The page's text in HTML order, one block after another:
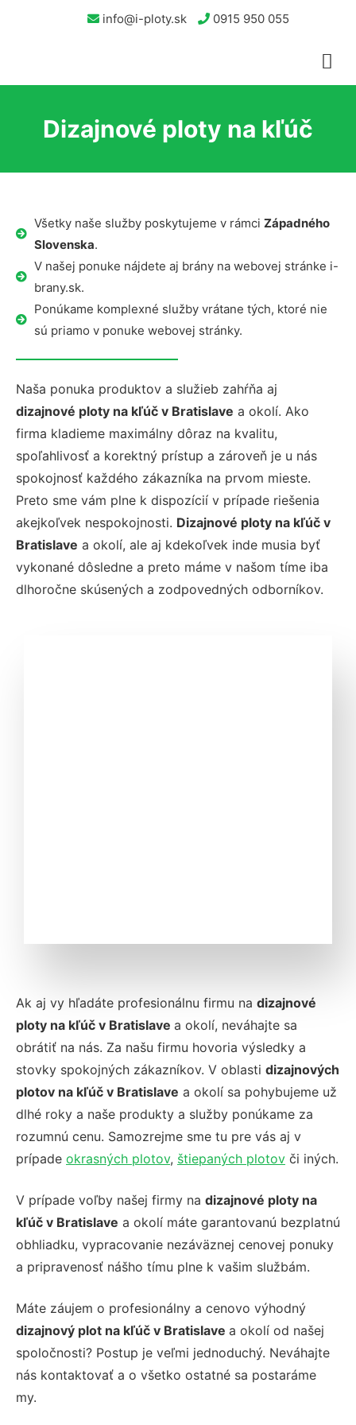
info@i-ploty.sk 0915 950 055
Dizajnové ploty na kľúč
Všetky naše služby poskytujeme v rámci Západného
Slovenska.
V našej ponuke nájdete aj brány na webovej stránke i-
brany.sk.
Ponúkame komplexné služby vrátane tých, ktoré nie
sú priamo v ponuke webovej stránky.
Naša ponuka produktov a služieb zahŕňa aj
dizajnové ploty na kľúč v Bratislave a okolí. Ako
firma kladieme maximálny dôraz na kvalitu,
spoľahlivosť a korektný prístup a zároveň je u nás
spokojnosť každého zákazníka na prvom mieste.
Preto sme vám plne k dispozícií v prípade riešenia
akejkoľvek nespokojnosti. Dizajnové ploty na kľúč v
Bratislave a okolí, ale aj kdekoľvek inde musia byť
vykonané dôsledne a preto máme v našom tíme iba
dlhoročne skúsených a zodpovedných odborníkov.
Ak aj vy hľadáte profesionálnu firmu na dizajnové
ploty na kľúč v Bratislave a okolí, neváhajte sa
obrátiť na nás. Za našu firmu hovoria výsledky a
stovky spokojných zákazníkov. V oblasti dizajnových
plotov na kľúč v Bratislave a okolí sa pohybujeme už
dlhé roky a naše produkty a služby ponúkame za
rozumnú cenu. Samozrejme sme tu pre vás aj v
prípade okrasných plotov, štiepaných plotov či iných.
V prípade voľby našej firmy na dizajnové ploty na
kľúč v Bratislave a okolí máte garantovanú bezplatnú
obhliadku, vypracovanie nezáväznej cenovej ponuky
a pripravenosť nášho tímu plne k vašim službám.
Máte záujem o profesionálny a cenovo výhodný
dizajnový plot na kľúč v Bratislave a okolí od našej
spoločnosti? Postup je veľmi jednoduchý. Neváhajte
nás kontaktovať a o všetko ostatné sa postaráme
my.